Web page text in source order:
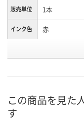
販売単位 1本
インク色 赤
この商品を見た
す